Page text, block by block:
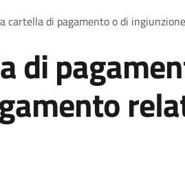
cartella di pagamento o di
di